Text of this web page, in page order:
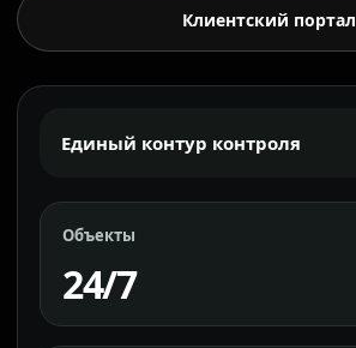
Клиентский портал
Единый контур контроля
Объекты
24/7